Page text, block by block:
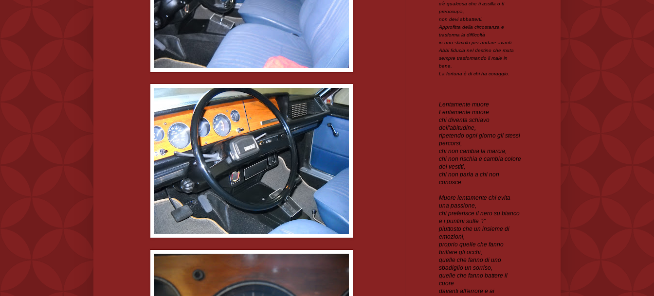
c'è qualcosa che ti assilla o ti
preoccupa,
non devi abbatterti.
Approfitta della circostanza e
trasforma la difficoltà
in uno stimolo per andare avanti.
Abbi fiducia nel destino che muta
sempre trasformando il male in
bene.
La fortuna è di chi ha coraggio.
Lentamente muore
Lentamente muore
chi diventa schiavo
dell'abitudine,
ripetendo ogni giorno gli stessi
percorsi,
chi non cambia la marcia,
chi non rischia e cambia colore
dei vestiti,
chi non parla a chi non
conosce.
Muore lentamente chi evita
una passione,
chi preferisce il nero su bianco
e i puntini sulle "i"
piuttosto che un insieme di
emozioni,
proprio quelle che fanno
brillare gli occhi,
quelle che fanno di uno
sbadiglio un sorriso,
quelle che fanno battere il
cuore
davanti all'errore e ai